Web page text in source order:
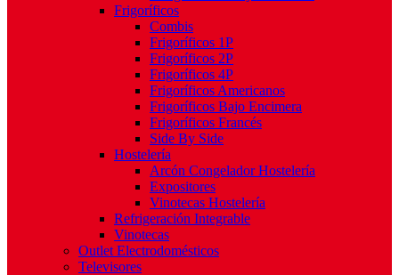
Frigoríficos
Combis
Frigoríficos 1P
Frigoríficos 2P
Frigoríficos 4P
Frigoríficos Americanos
Frigoríficos Bajo Encimera
Frigoríficos Francés
Side By Side
Hostelería
Arcón Congelador Hostelería
Expositores
Vinotecas Hostelería
Refrigeración Integrable
Vinotecas
Outlet Electrodomésticos
Televisores